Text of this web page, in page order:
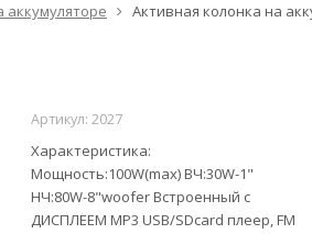
Активная колонка на
Артикул: 2027
Характеристика:
Мощность:100W(max) ВЧ:30W-1"
НЧ:80W-8"woofer Встроенный с
ДИСПЛЕЕМ MP3 USB/SDcard плеер, FM